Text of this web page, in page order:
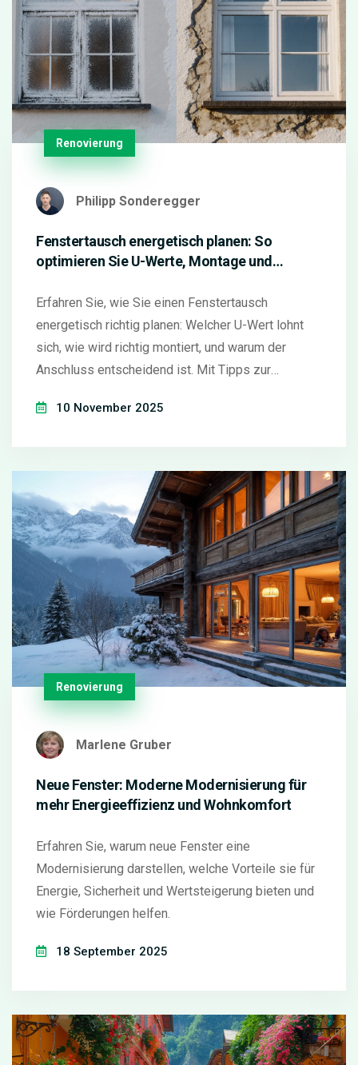
Renovierung
Philipp Sonderegger
Fenstertausch energetisch planen: So
optimieren Sie U-Werte, Montage und
Erfahren Sie, wie Sie einen Fenstertausch
energetisch richtig planen: Welcher U-Wert lohnt
sich, wie wird richtig montiert, und warum der
Anschluss entscheidend ist. Mit Tipps zur
10 November 2025
Renovierung
Marlene Gruber
Neue Fenster: Moderne Modernisierung für
mehr Energieeffizienz und Wohnkomfort
Erfahren Sie, warum neue Fenster eine
Modernisierung darstellen, welche Vorteile sie für
Energie, Sicherheit und Wertsteigerung bieten und
wie Förderungen helfen.
18 September 2025